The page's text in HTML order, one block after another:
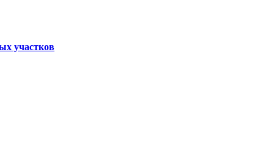
участков